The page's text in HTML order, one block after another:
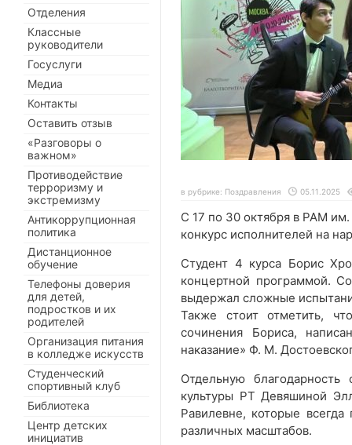
в рубрике: Поздравления 05.11.2025
С 17 по 30 октября в РАМ
конкурс исполнителей на
Студент 4 курса Борис
концертной программой.
выдержал сложные
Также стоит отметить,
сочинения Бориса,
наказание» Ф. М.
Отдельную благодарность
культуры РТ Девяшиной
Равилевне, которые
различных масштабов.
Отделения
Классные
руководители
Госуслуги
Медиа
Контакты
Оставить отзыв
«Разговоры о
важном»
Противодействие
терроризму и
экстремизму
Антикоррупционная
политика
Дистанционное
обучение
Телефоны доверия
для детей,
подростков и их
родителей
Организация питания
в колледже искусств
Студенческий
спортивный клуб
Библиотека
Центр детских
инициатив